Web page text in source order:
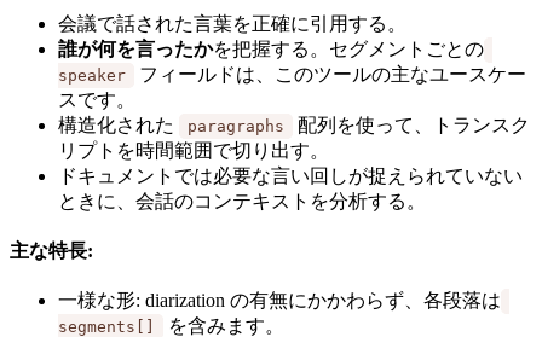
会議で話された言葉を正確に引用する。
誰が何を言ったかを把握する。セグメントごとの
speaker
フィールドは、このツールの主なユースケー
スです。
構造化された
paragraphs
配列を使って、トランスク
リプトを時間範囲で切り出す。
ドキュメントでは必要な言い回しが捉えられていない
ときに、会話のコンテキストを分析する。
主な特長:
一様な形: diarization の有無にかかわらず、各段落は
segments[]
を含みます。